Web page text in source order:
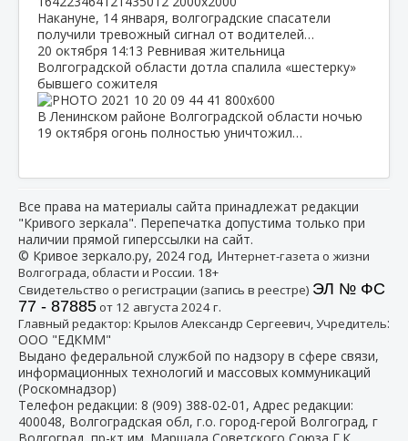
Накануне, 14 января, волгоградские спасатели
получили тревожный сигнал от водителей…
20 октября 14:13 Ревнивая жительница
Волгоградской области дотла спалила «шестерку»
бывшего сожителя
В Ленинском районе Волгоградской области ночью
19 октября огонь полностью уничтожил…
Все права на материалы сайта принадлежат редакции
"Кривого зеркала". Перепечатка допустима только при
наличии прямой гиперссылки на сайт.
© Кривое зеркало.ру, 2024 год, Интернет-газета о жизни
Волгограда, области и России. 18+
Свидетельство о регистрации (запись в реестре) ЭЛ № ФС
77 - 87885от 12 августа 2024 г.
Главный редактор: Крылов Александр Сергеевич, Учредитель:
ООО "ЕДКММ"
Выдано федеральной службой по надзору в сфере связи,
информационных технологий и массовых коммуникаций
(Роскомнадзор)
Телефон редакции: 8 (909) 388-02-01 , Адрес редакции:
400048, Волгоградская обл, г.о. город-герой Волгоград, г